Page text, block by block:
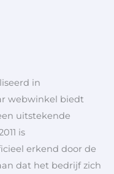
in
webwinkel biedt
uitstekende
is
erkend door de
dat het bedrijf zich